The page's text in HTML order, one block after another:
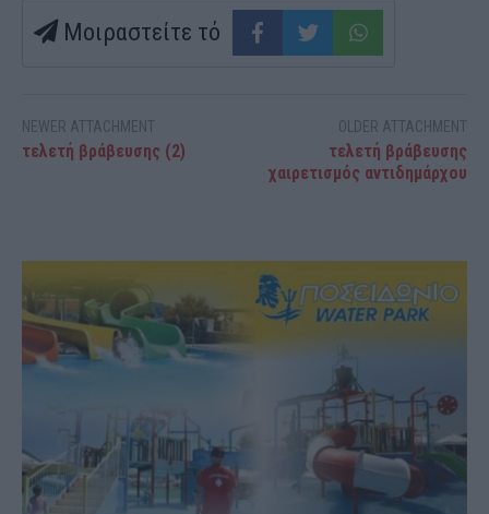
Μοιραστείτε τό
NEWER ATTACHMENT
τελετή βράβευσης (2)
OLDER ATTACHMENT
τελετή βράβευσης
χαιρετισμός αντιδημάρχου